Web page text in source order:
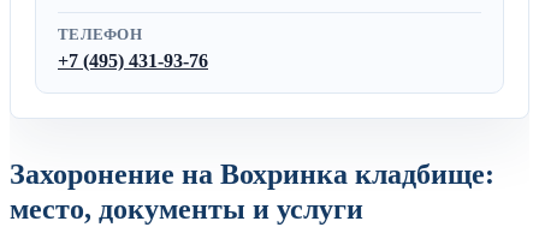
ТЕЛЕФОН
+7 (495) 431-93-76
Захоронение на Вохринка кладбище:
место, документы и услуги